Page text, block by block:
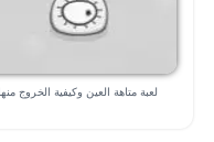
لعبة متاهة العين وكيفية الخروج منها